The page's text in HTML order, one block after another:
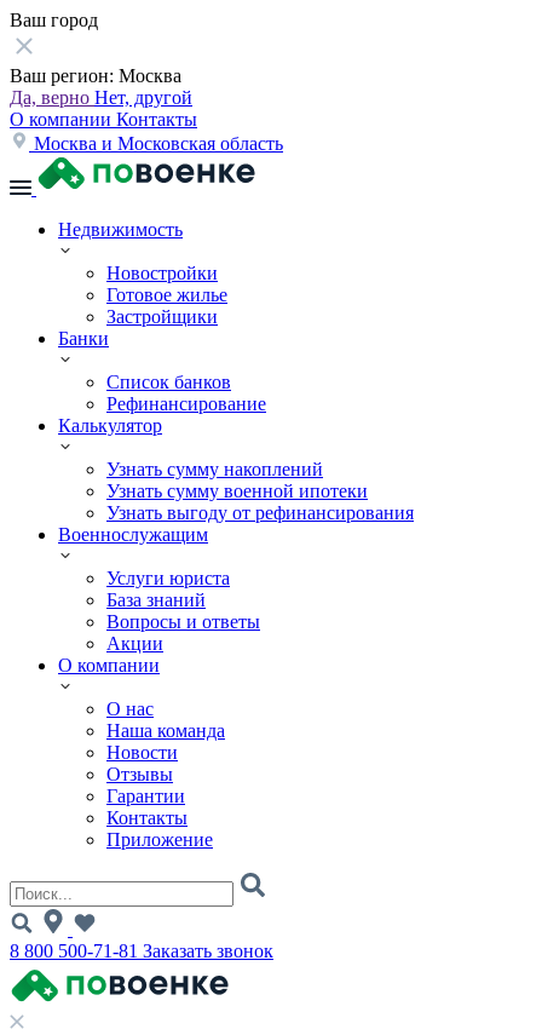
Ваш город
Ваш регион: Москва
Да, верно Нет, другой
О компании Контакты
Москва и Московская область
Недвижимость
Новостройки
Готовое жилье
Застройщики
Банки
Список банков
Рефинансирование
Калькулятор
Узнать сумму накоплений
Узнать сумму военной ипотеки
Узнать выгоду от рефинансирования
Военнослужащим
Услуги юриста
База знаний
Вопросы и ответы
Акции
О компании
О нас
Наша команда
Новости
Отзывы
Гарантии
Контакты
Приложение
8 800 500-71-81 Заказать звонок